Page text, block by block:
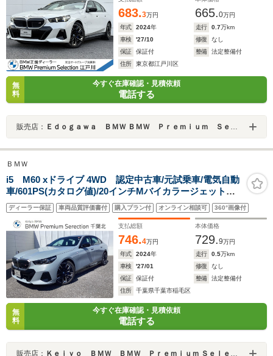
683.3万円 665.0万円
年式
2024年 走行 0.7万km
車検
'27/10 修復
なし
保証
保証付 整備
法定整備付
住所
東京都江戸川区
無
料
今すぐ在庫確認・見積依頼
電話する
販売店： Ｅｄｏｇａｗａ ＢＭＷ ＢＭＷ Ｐｒｅｍｉｕｍ Ｓｅｌｅｃｔｉｏｎ 江戸川
ＢＭＷ
i5 M60 xドライブ 4WD 認定中古車/元試乗車/電気自動
車/601PS(カタログ値)/20インチMバイカラージェットブ
ラックホイール/ドライビングアシストプロ/パーキングア
シストプロ/TVファンクション/シートヒーターF&R/アイ
コニックグロー
ディーラー保証 車両品質評価書付 購入プラン付 オンライン相談可 360°画像付
支払総額
746.4万円
本体価格
729.9万円
年式
2024年 走行 0.5万km
車検
'27/01 修復
なし
保証
保証付 整備
法定整備付
住所
千葉県千葉市稲毛区
無
料
今すぐ在庫確認・見積依頼
電話する
販売店： Ｋｅｉｙｏ ＢＭＷ ＢＭＷ Ｐｒｅｍｉｕｍ Ｓｅｌｅｃｔｉｏｎ 千葉北／（株）モトーレンレピオ